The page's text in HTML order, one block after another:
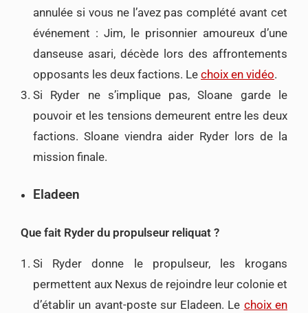
annulée si vous ne l’avez pas complété avant cet
événement : Jim, le prisonnier amoureux d’une
danseuse asari, décède lors des affrontements
opposants les deux factions. Le choix en vidéo.
Si Ryder ne s’implique pas, Sloane garde le
pouvoir et les tensions demeurent entre les deux
factions. Sloane viendra aider Ryder lors de la
mission finale.
Eladeen
Que fait Ryder du propulseur reliquat ?
Si Ryder donne le propulseur, les krogans
permettent aux Nexus de rejoindre leur colonie et
d’établir un avant-poste sur Eladeen. Le choix en